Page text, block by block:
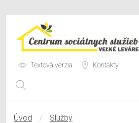
Textová verzia Kontakty
O nás
Úvod Služby